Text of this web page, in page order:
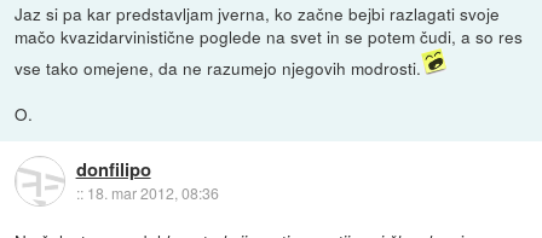
Jaz si pa kar predstavljam jverna, ko začne bejbi razlagati svoje
mačo kvazidarvinistične poglede na svet in se potem čudi, a so res
vse tako omejene, da ne razumejo njegovih modrosti.
O.
donfilipo
:: 18. mar 2012, 08:36